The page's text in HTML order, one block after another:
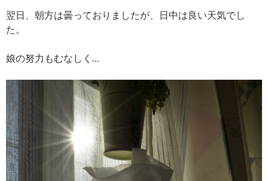
翌日、朝方は曇っておりましたが、日中は良い天気でし
た。
娘の努力もむなしく…